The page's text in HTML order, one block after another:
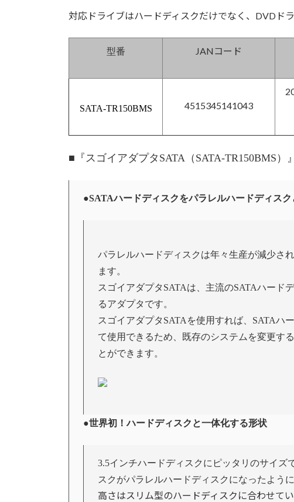
対応ドライブはハードディスクだけでなく、DVDド
型番 JANコード
SATA-TR150BMS 4515345141043
■『スゴイアダプタSATA（SATA-TR150BMS）
●SATAハードディスクをパラレルハードディス
パラレルハードディスクは年々生産が減少さ
ます。
スゴイアダプタSATAは、主流のSATAハード
るアダプタです。
スゴイアダプタSATAを使用すれば、SATAハ
て使用できるため、既存のシステムを変更す
とができます。
●世界初！ハードディスクと一体化する形状
3.5インチハードディスクにピッタリのサイズ
スクがパラレルハードディスクになったように
高さはスリム型のハードディスクに合わせてい